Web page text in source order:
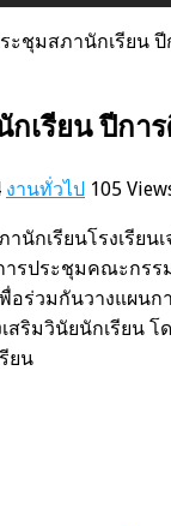
ะชุมสภานักเรียน
เรียน ปีกา
งานทั่วไป 105
นักเรียนโรงเรียน
ารประชุมคณะกรร
ร่วมกันวางแผนก
เสริมวินัยนักเรียน
ยน